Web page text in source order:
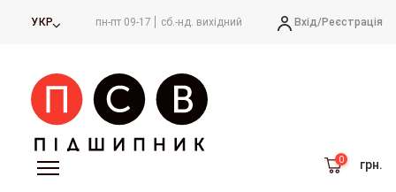
УКР пн-пт 09-17 сб.-нд. вихідний Вхід/Реєстрація
грн.